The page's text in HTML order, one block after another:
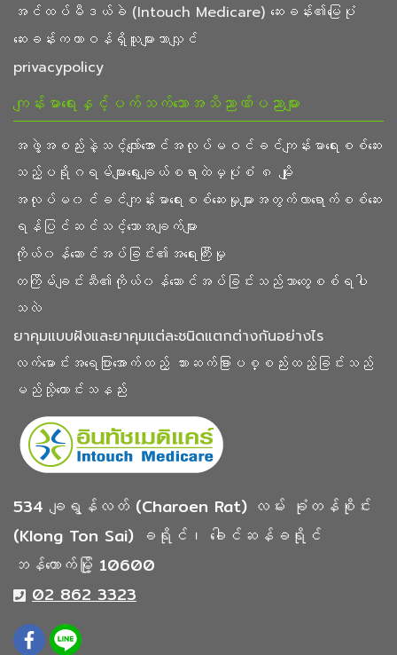
အင်ထပ်မီဒယ်ခဲ (Intouch Medicare) ဆေးခန်း၏မြေပုံ
ဆေးခန်းကတာဝန်ရှိသူများသာလျှင်
privacypolicy
ကျန်းမာရေးနှင့်ပက်သက်သောအသိညာဏ်ပညာများ
အဖွဲ့အစည်းနဲ့သင့်လျော်အောင်အလုပ်မဝင်ခင်ကျန်းမာရေးစစ်ဆေး
သည့်ပရိုဂရမ်များရွေးချယ်စရာထဲမှပုံစံ ၈ မျိုး
အလုပ်မ၀င်ခင်ကျန်းမာရေးစစ်ဆေးမှုများအတွက်လာရောက်စစ်ဆေး
ရန်ပြင်ဆင်သင့်သောအချက်များ
ကိုယ်၀န်ဆောင်အပ်ခြင်း၏အရေးကြီးမှု
တကြိမ်ချင်းဆီ၏ကိုယ်၀န်ဆောင်အပ်ခြင်းသည်ဘာတွေစစ်ရပါ
သလဲ
ยาคุมแบบฝังและยาคุมแต่ละชนิดแตกต่างกันอย่างไร
လက်မောင်းအရေပြားအောက်ထည့် သား‌ဆက်ခြားပစ္စည်းထည့်ခြင်းသည်
မည်သို့ကောင်းသနည်း
534 ချရွန်လတ် (Charoen Rat) လမ်း ခုံတန်စိုင်း
(Klong Ton Sai) ခရိုင်၊ ခေါင်ဆန်ခရိုင်
ဘန်ကောက်မြို့ 10600
02 862 3323